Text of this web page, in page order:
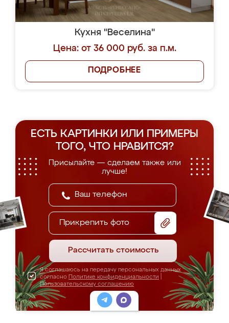
Кухня "Веселина"
Цена: от 36 000 руб. за п.м.
ПОДРОБНЕЕ
ЕСТЬ КАРТИНКИ ИЛИ ПРИМЕРЫ
ТОГО, ЧТО НРАВИТСЯ?
Присылайте — сделаем также или
лучше!
Прикрепить фото
Рассчитать стоимость
Я соглашаюсь на передачу персональных данных
согласно Политике конфиденциальности
Пользовательскому соглашению